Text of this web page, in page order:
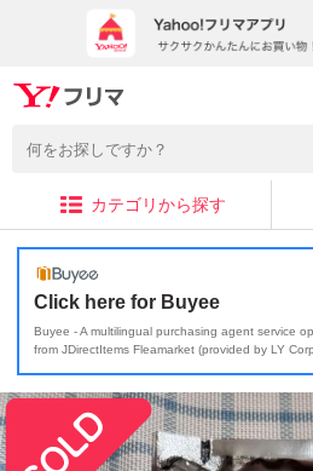
カテゴリから探す
Click here for Buyee
Buyee - A multilingual purchasing agent service
from JDirectItems Fleamarket (provided by LY